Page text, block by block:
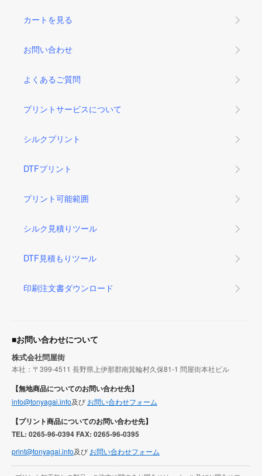
カートを見る
お問い合わせ
よくあるご質問
プリントサービスについて
シルクプリント
DTFプリント
プリント可能範囲
シルク見積りツール
DTF見積もりツール
印刷注文書ダウンロード
■お問い合わせについて
株式会社問屋街
本社：〒399-4511 長野県上伊那郡南箕輪村久保81-1 問屋街本社ビル
【無地商品についてのお問い合わせ先】
info@tonyagai.info及び お問い合わせフォーム
【プリント商品についてのお問い合わせ先】
TEL: 0265-96-0394 FAX: 0265-96-0395
print@tonyagai.info及び お問い合わせフォーム